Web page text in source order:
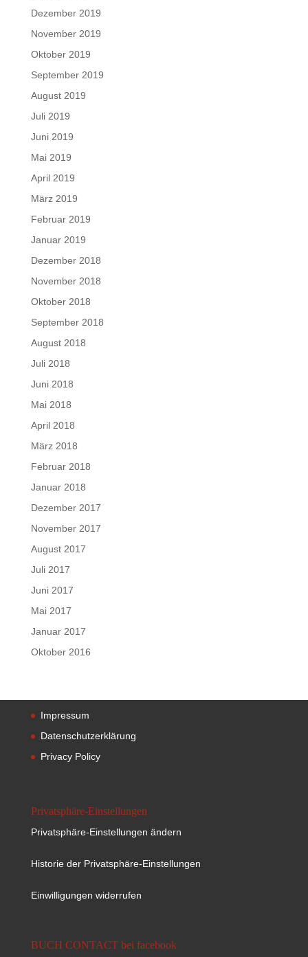
Dezember 2019
November 2019
Oktober 2019
September 2019
August 2019
Juli 2019
Juni 2019
Mai 2019
April 2019
März 2019
Februar 2019
Januar 2019
Dezember 2018
November 2018
Oktober 2018
September 2018
August 2018
Juli 2018
Juni 2018
Mai 2018
April 2018
März 2018
Februar 2018
Januar 2018
Dezember 2017
November 2017
August 2017
Juli 2017
Juni 2017
Mai 2017
Januar 2017
Oktober 2016
Impressum
Datenschutzerklärung
Privacy Policy
Privatsphäre-Einstellungen
Privatsphäre-Einstellungen ändern
Historie der Privatsphäre-Einstellungen
Einwilligungen widerrufen
BUCH CONTACT bei facebook